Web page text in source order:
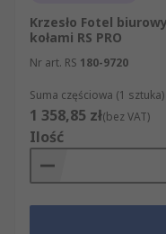
Krzesło Fotel
kołami RS PRO
Nr art. RS 180-9720
Suma częściowa (1 sztuka)
1 358,85 zł(bez VAT)
Ilość